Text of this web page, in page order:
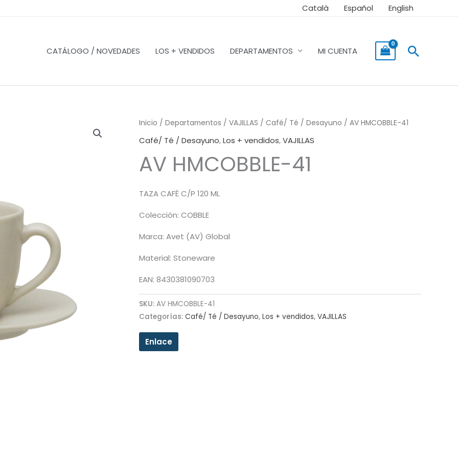
Català Español English
CATÁLOGO / NOVEDADES LOS + VENDIDOS DEPARTAMENTOS MI CUENTA Buscar
Inicio / Departamentos / VAJILLAS / Café/ Té / Desayuno / AV HMCOBBLE-41
Café/ Té / Desayuno,Los + vendidos,VAJILLAS
AV HMCOBBLE-41
TAZA CAFÉ C/P 120 ML
Colección: COBBLE
Marca: Avet (AV) Global
Material: Stoneware
EAN: 8430381090703
SKU: AV HMCOBBLE-41
Categorías: Café/ Té / Desayuno, Los + vendidos, VAJILLAS
Enlace